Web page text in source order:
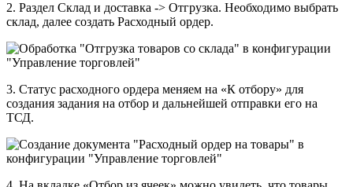
2. Раздел Склад и доставка -> Отгрузка. Необходимо выбрать
склад, далее создать Расходный ордер.
3. Статус расходного ордера меняем на «К отбору» для
создания задания на отбор и дальнейшей отправки его на
ТСД.